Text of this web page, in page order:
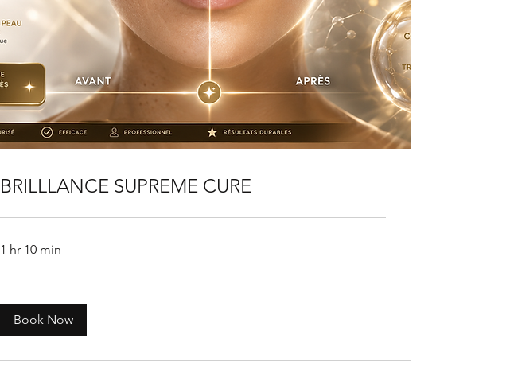
BRILLLANCE SUPREME CURE
1 hr 10 min
Book Now